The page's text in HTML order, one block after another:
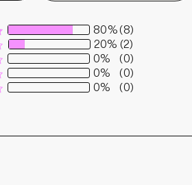
80%(8)
20% (2)
0%
(0)
0%
(0)
0%
(0)
Sort by